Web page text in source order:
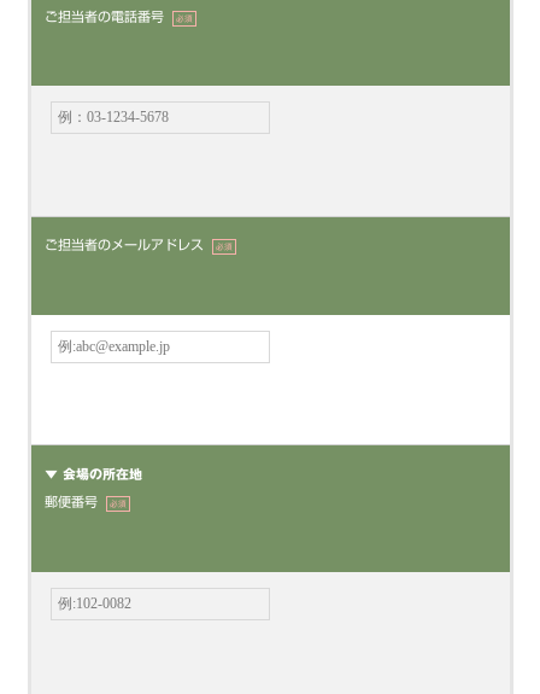
ご担当者の電話番号 必須
ご担当者のメールアドレス 必須
▼ 会場の所在地
郵便番号 必須